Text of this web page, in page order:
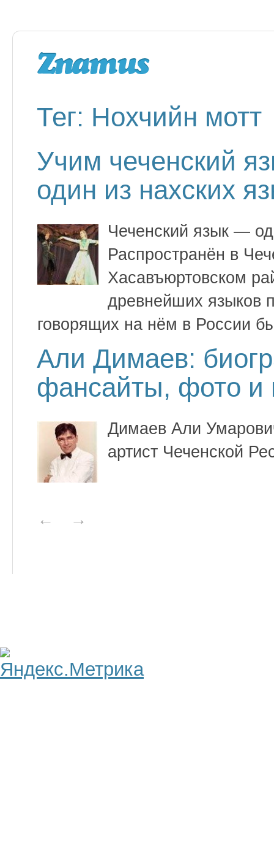
Тег: Нохчийн мотт
Учим чеченский
один из нахских
Чеченский язык —
Распространён в
Хасавъюртовском
древнейших языков
говорящих на нём в России
Али Димаев:
фансайты, фото и
Димаев Али
артист Чеченской
← →